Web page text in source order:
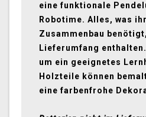
eine funktionale
Robotime. Alles, was
Zusammenbau
Lieferumfang
um ein geeignetes
Holzteile können
eine farbenfrohe